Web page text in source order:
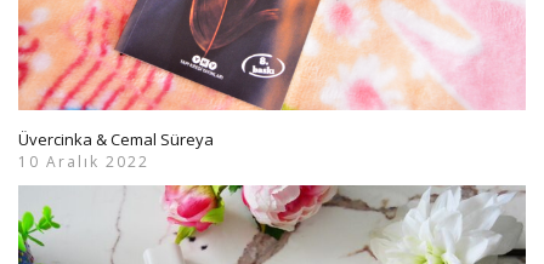
Üvercinka & Cemal Süreya
10 Aralık 2022